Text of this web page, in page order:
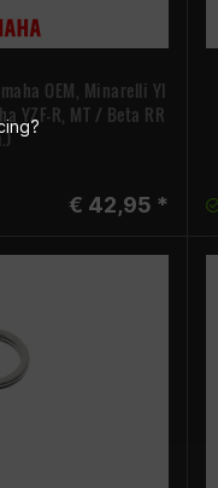
OEM, Minarelli YI
YZF-R, MT / Beta RR
€ 42,95 *